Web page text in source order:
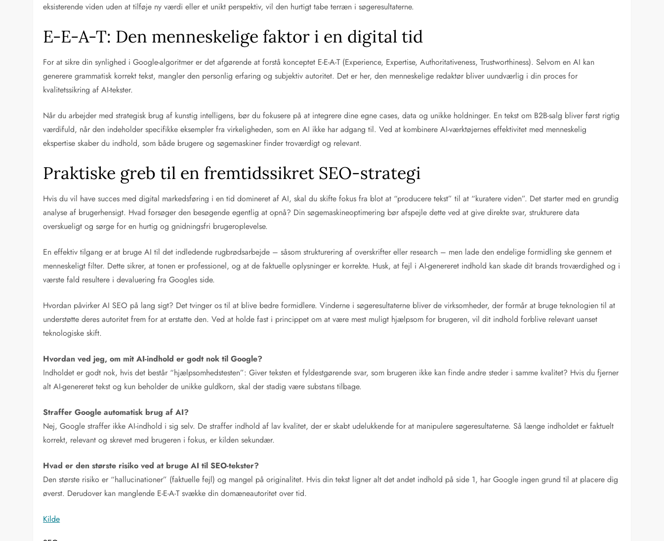
eksisterende viden uden at tilføje ny værdi eller et unikt perspektiv, vil den hurtigt tabe terræn i søgeresultaterne.
E-E-A-T: Den menneskelige faktor i en digital tid
For at sikre din synlighed i Google-algoritmer er det afgørende at forstå konceptet E-E-A-T (Experience, Expertise, Authoritativeness, Trustworthiness). Selvom en AI kan
generere grammatisk korrekt tekst, mangler den personlig erfaring og subjektiv autoritet. Det er her, den menneskelige redaktør bliver uundværlig i din proces for
kvalitetssikring af AI-tekster.
Når du arbejder med strategisk brug af kunstig intelligens, bør du fokusere på at integrere dine egne cases, data og unikke holdninger. En tekst om B2B-salg bliver først rigtig
værdifuld, når den indeholder specifikke eksempler fra virkeligheden, som en AI ikke har adgang til. Ved at kombinere AI-værktøjernes effektivitet med menneskelig
ekspertise skaber du indhold, som både brugere og søgemaskiner finder troværdigt og relevant.
Praktiske greb til en fremtidssikret SEO-strategi
Hvis du vil have succes med digital markedsføring i en tid domineret af AI, skal du skifte fokus fra blot at “producere tekst” til at “kuratere viden”. Det starter med en grundig
analyse af brugerhensigt. Hvad forsøger den besøgende egentlig at opnå? Din søgemaskineoptimering bør afspejle dette ved at give direkte svar, strukturere data
overskueligt og sørge for en hurtig og gnidningsfri brugeroplevelse.
En effektiv tilgang er at bruge AI til det indledende rugbrødsarbejde – såsom strukturering af overskrifter eller research – men lade den endelige formidling ske gennem et
menneskeligt filter. Dette sikrer, at tonen er professionel, og at de faktuelle oplysninger er korrekte. Husk, at fejl i AI-genereret indhold kan skade dit brands troværdighed og i
værste fald resultere i devaluering fra Googles side.
Hvordan påvirker AI SEO på lang sigt? Det tvinger os til at blive bedre formidlere. Vinderne i søgeresultaterne bliver de virksomheder, der formår at bruge teknologien til at
understøtte deres autoritet frem for at erstatte den. Ved at holde fast i princippet om at være mest muligt hjælpsom for brugeren, vil dit indhold forblive relevant uanset
teknologiske skift.
Hvordan ved jeg, om mit AI-indhold er godt nok til Google?
Indholdet er godt nok, hvis det består “hjælpsomhedstesten”: Giver teksten et fyldestgørende svar, som brugeren ikke kan finde andre steder i samme kvalitet? Hvis du fjerner
alt AI-genereret tekst og kun beholder de unikke guldkorn, skal der stadig være substans tilbage.
Straffer Google automatisk brug af AI?
Nej, Google straffer ikke AI-indhold i sig selv. De straffer indhold af lav kvalitet, der er skabt udelukkende for at manipulere søgeresultaterne. Så længe indholdet er faktuelt
korrekt, relevant og skrevet med brugeren i fokus, er kilden sekundær.
Hvad er den største risiko ved at bruge AI til SEO-tekster?
Den største risiko er “hallucinationer” (faktuelle fejl) og mangel på originalitet. Hvis din tekst ligner alt det andet indhold på side 1, har Google ingen grund til at placere dig
øverst. Derudover kan manglende E-E-A-T svække din domæneautoritet over tid.
Kilde